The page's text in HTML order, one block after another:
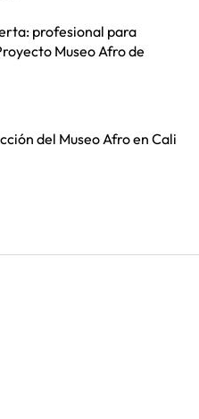
profesional para
Museo Afro de
del Museo Afro en Cali